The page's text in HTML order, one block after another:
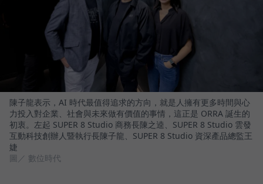
陳子龍表示，AI 時代最值得追求的方向，就是人擁有更多時間與心
力投入對企業、社會與未來做有價值的事情，這正是 ORRA 誕生的
初衷。左起 SUPER 8 Studio 商務長陳之逵、SUPER 8 Studio 雲發
互動科技創辦人暨執行長陳子龍、SUPER 8 Studio 資深產品總監王
婕
圖／ 數位時代